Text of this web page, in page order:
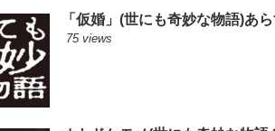
「仮婚」(世にも奇妙な物語)あ
75 views